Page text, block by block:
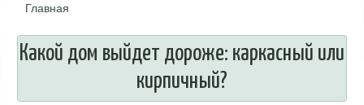
Главная
Какой дом выйдет дороже: каркасный или
кирпичный?